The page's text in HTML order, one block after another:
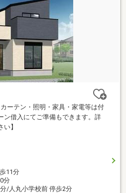
ーテン・照明・家具・家電等は付
ン借入にてご準備もできます。詳
】
11分
分
/人丸小学校前 停歩2分